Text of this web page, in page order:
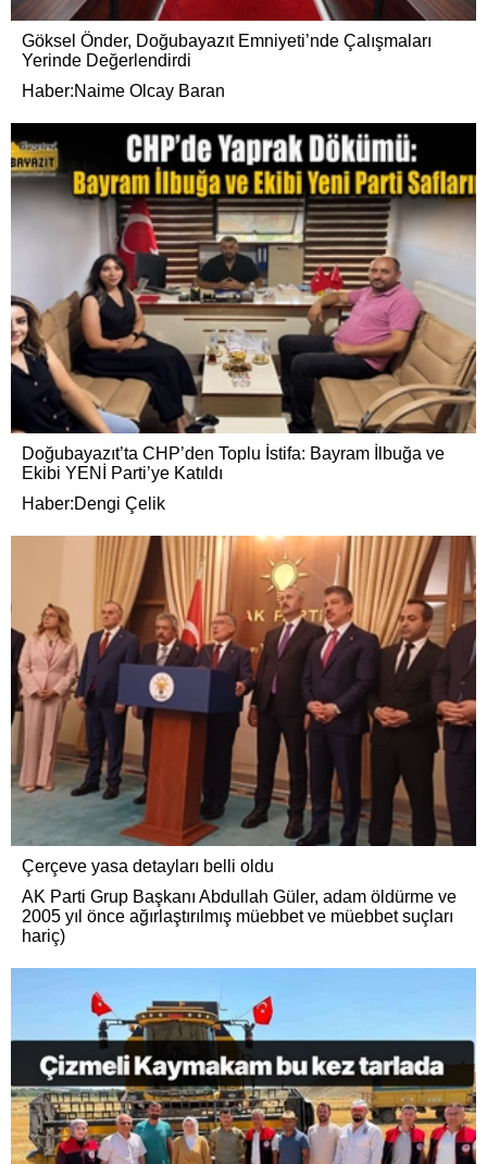
Göksel Önder, Doğubayazıt Emniyeti’nde Çalışmaları
Yerinde Değerlendirdi
Haber:Naime Olcay Baran
Doğubayazıt’ta CHP’den Toplu İstifa: Bayram İlbuğa ve
Ekibi YENİ Parti’ye Katıldı
Haber:Dengi Çelik
Çerçeve yasa detayları belli oldu
AK Parti Grup Başkanı Abdullah Güler, adam öldürme ve
2005 yıl önce ağırlaştırılmış müebbet ve müebbet suçları
hariç)